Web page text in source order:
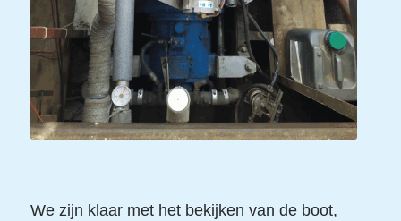
We zijn klaar met het bekijken van de boot,